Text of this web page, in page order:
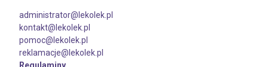
administrator@lekolek.pl
kontakt@lekolek.pl
pomoc@lekolek.pl
reklamacje@lekolek.pl